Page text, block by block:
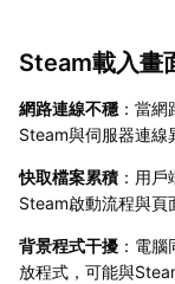
Steam載入畫
網路連線不穩 ：當
Steam與伺服器連線
快取檔案累積 ：用
Steam啟動流程與頁
背景程式干擾 ：電
放程式，可能與